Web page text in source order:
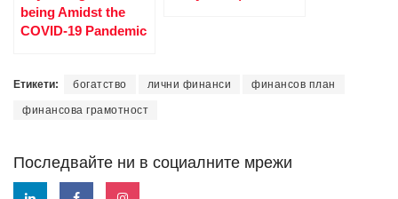
being Amidst the
COVID-19 Pandemic
Етикети: богатство лични финанси финансов план
финансова грамотност
Последвайте ни в социалните мрежи